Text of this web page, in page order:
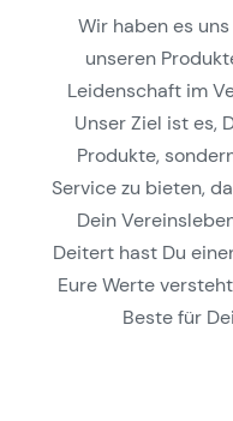
Wir haben es
unseren
Leidenschaft im
Unser Ziel ist es,
Produkte,
Service zu bieten,
Dein
Deitert hast Du
Eure Werte
Beste für